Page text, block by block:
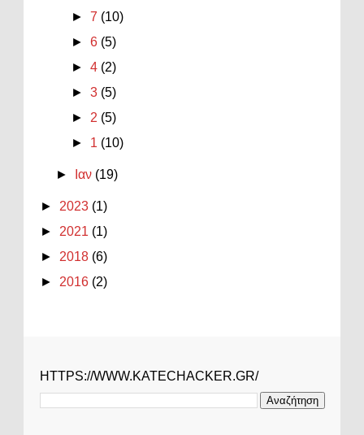
►7 (10)
►6 (5)
►4 (2)
►3 (5)
► 2 (5)
► 1 (10)
► Ιαν (19)
► 2023 (1)
► 2021 (1)
► 2018 (6)
► 2016 (2)
HTTPS://WWW.KATECHACKER.GR/